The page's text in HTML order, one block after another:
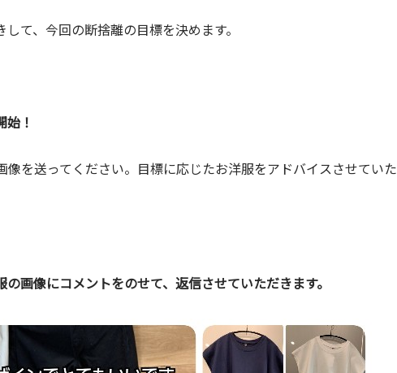
て、今回の断捨離の目標を決めます。
！
像を送ってください。目標に応じたお洋服をアドバイスさせていた
画像にコメントをのせて、返信させていただきます。